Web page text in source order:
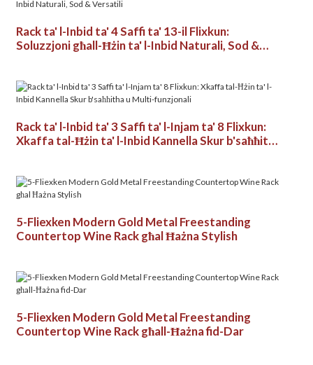
Rack ta' l-Inbid ta' 4 Saffi ta' 13-il Flixkun:
Soluzzjoni għall-Ħżin ta' l-Inbid Naturali, Sod &
Rack ta' l-Inbid ta' 3 Saffi ta' l-Injam ta' 8 Flixkun:
Xkaffa tal-Ħżin ta' l-Inbid Kannella Skur b'saħħitha
5-Fliexken Modern Gold Metal Freestanding
Countertop Wine Rack għal Ħażna Stylish
5-Fliexken Modern Gold Metal Freestanding
Countertop Wine Rack għall-Ħażna fid-Dar